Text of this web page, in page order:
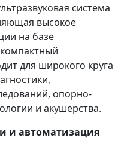
система
высокое
на базе
компактный
для широкого круга
опорно-
и акушерства.
и автоматизация